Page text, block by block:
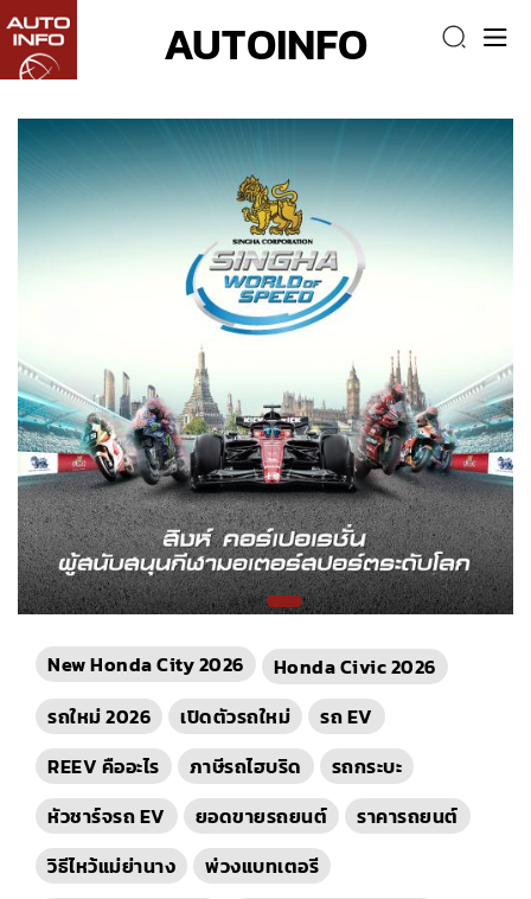
AUTOINFO
New Honda City 2026
Honda Civic 2026
รถใหม่ 2026
เปิดตัวรถใหม่
รถ EV
REEV คืออะไร
ภาษีรถไฮบริด
รถกระบะ
หัวชาร์จรถ EV
ยอดขายรถยนต์
ราคารถยนต์
วิธีไหว้แม่ย่านาง
พ่วงแบทเตอรี